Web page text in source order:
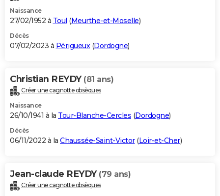
Naissance
27/02/1952 à Toul (Meurthe-et-Moselle)
Décès
07/02/2023 à Périgueux(Dordogne)
Christian REYDY (81 ans)
Créer une cagnotte obsèques
Naissance
26/10/1941 à la Tour-Blanche-Cercles (Dordogne)
Décès
06/11/2022 à la Chaussée-Saint-Victor(Loir-et-Cher)
Jean-claude REYDY (79 ans)
Créer une cagnotte obsèques